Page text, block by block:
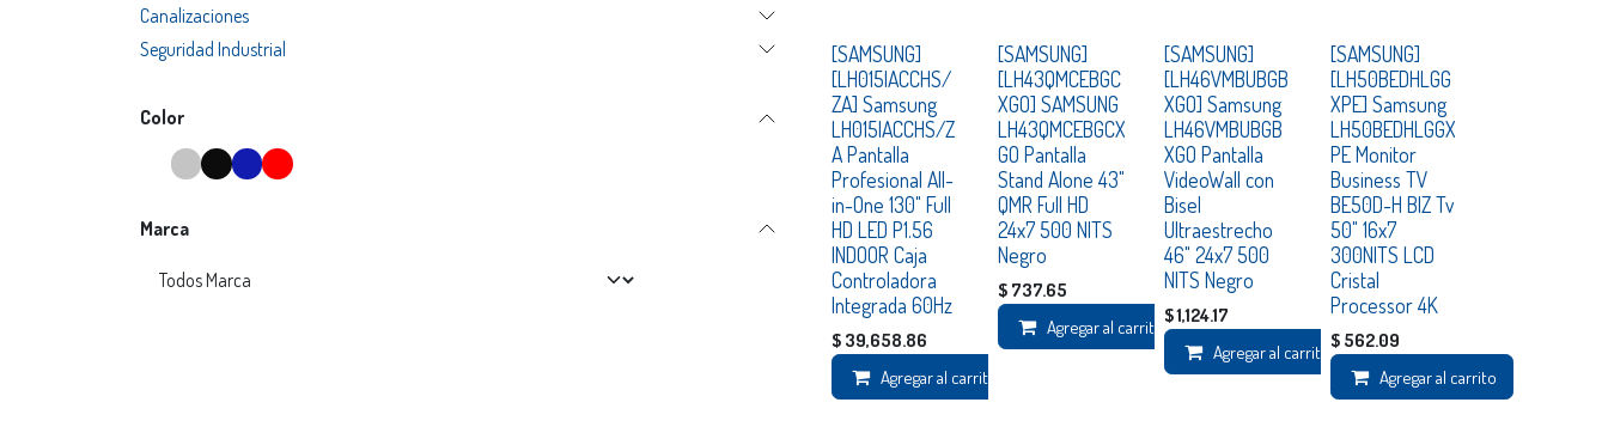
Canalizaciones
Seguridad Industrial
Color
Marca
Consultar
[SAMSUNG]
[LH015IACCHS/
ZA] Samsung
LH015IACCHS/Z
A Pantalla
Profesional All-
in-One 130" Full
HD LED P1.56
INDOOR Caja
Controladora
Integrada 60Hz
$ 39,658.86
Agregar al carrito
Consultar
[SAMSUNG]
[LH43QMCEBGC
XGO] SAMSUNG
LH43QMCEBGCX
GO Pantalla
Stand Alone 43"
QMR Full HD
24x7 500 NITS
Negro
$ 737.65
Agregar al carrito
Consultar
[SAMSUNG]
[LH46VMBUBGB
XGO] Samsung
LH46VMBUBGB
XGO Pantalla
VideoWall con
Bisel
Ultraestrecho
46" 24x7 500
NITS Negro
$1,124.17
Agregar al carrito
Consultar
[SAMSUNG]
[LH50BEDHLGG
XPE] Samsung
LH50BEDHLGGX
PE Monitor
Business TV
BE50D-H BIZ Tv
50" 16x7
300NITS LCD
Cristal
Processor 4K
$ 562.09
Agregar al carrito